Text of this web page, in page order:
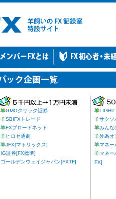
羊GMOクリック証券
羊SBIFXトレード
羊FXブロードネット
羊ヒロセ通商
羊JFX[マトリックス]
IG証券[FX標準]
ゴールデンウェイジャパン[FXTF]
羊LIGHT
羊サクソ
羊みんな
羊外為オ
羊マネー
羊マネー
FX]